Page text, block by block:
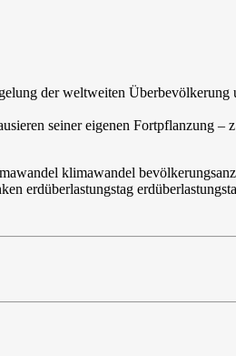
der weltweiten Überbevölkerung
seiner eigenen Fortpflanzung –